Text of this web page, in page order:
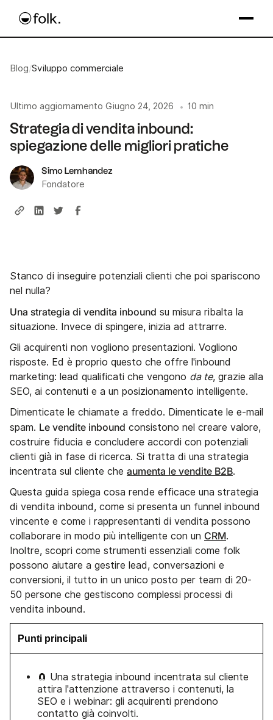
Blog/Sviluppo commerciale
Ultimo aggiornamento Giugno 24, 2026 • 10 min
Strategia di vendita inbound:
spiegazione delle migliori pratiche
Simo Lemhandez
Fondatore
Stanco di inseguire potenziali clienti che poi spariscono
nel nulla?
Una strategia di vendita inbound su misura ribalta la
situazione. Invece di spingere, inizia ad attrarre.
Gli acquirenti non vogliono presentazioni. Vogliono
risposte. Ed è proprio questo che offre l'inbound
marketing: lead qualificati che vengono da te, grazie alla
SEO, ai contenuti e a un posizionamento intelligente.
Dimenticate le chiamate a freddo. Dimenticate le e-mail
spam. Le vendite inbound consistono nel creare valore,
costruire fiducia e concludere accordi con potenziali
clienti già in fase di ricerca. Si tratta di una strategia
incentrata sul cliente che aumenta le vendite B2B.
Questa guida spiega cosa rende efficace una strategia
di vendita inbound, come si presenta un funnel inbound
vincente e come i rappresentanti di vendita possono
collaborare in modo più intelligente con un CRM.
Inoltre, scopri come strumenti essenziali come folk
possono aiutare a gestire lead, conversazioni e
conversioni, il tutto in un unico posto per team di 20-
50 persone che gestiscono complessi processi di
vendita inbound.
Punti principali
🧲 Una strategia inbound incentrata sul cliente
attira l'attenzione attraverso i contenuti, la
SEO e i webinar: gli acquirenti prendono
contatto già coinvolti.